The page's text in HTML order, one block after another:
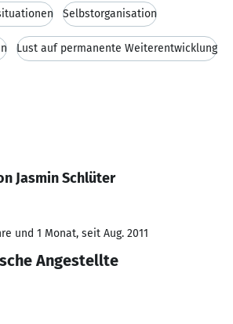
Selbstorganisation
Lust auf permanente Weiterentwicklung
Jasmin Schlüter
und 1 Monat, seit Aug. 2011
Angestellte